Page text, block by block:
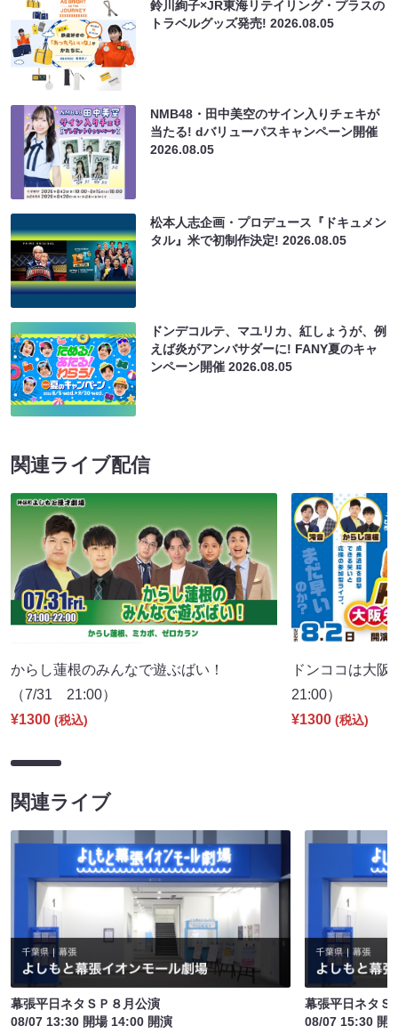
鈴川絢子×JR東海リテイリング・プラスの
トラベルグッズ発売!2026.08.05
NMB48・田中美空のサイン入りチェキが
当たる! dバリューパスキャンペーン開催
2026.08.05
松本人志企画・プロデュース『ドキュメン
タル』米で初制作決定!2026.08.05
ドンデコルテ、マユリカ、紅しょうが、例
えば炎がアンバサダーに! FANY夏のキャ
ンペーン開催2026.08.05
関連ライブ配信
からし蓮根のみんなで遊ぶばい！
（7/31 21:00）
¥1300 (税込)
ドンココは大
21:00）
¥1300 (税込)
関連ライブ
幕張平日ネタＳＰ８月公演
08/07 13:30 開場 14:00 開演
幕張平日ネタＳ
08/07 15:30 開